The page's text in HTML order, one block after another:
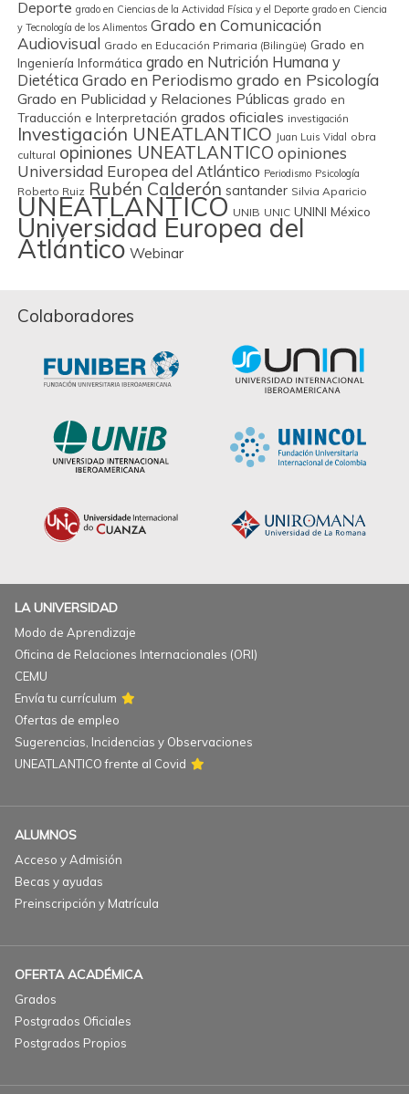
Deporte grado en Ciencias de la Actividad Física y el Deporte grado en Ciencia
y Tecnología de los Alimentos Grado en Comunicación
Audiovisual Grado en Educación Primaria (Bilingüe) Grado en
Ingeniería Informática grado en Nutrición Humana y
Dietética Grado en Periodismo grado en Psicología
Grado en Publicidad y Relaciones Públicas grado en
Traducción e Interpretación grados oficiales investigación
Investigación UNEATLANTICO Juan Luis Vidal
obra
cultural opiniones UNEATLANTICO opiniones
Universidad Europea del Atlántico Periodismo Psicología
Roberto Ruiz Rubén Calderón santander Silvia Aparicio
UNEATLANTICO UNIB UNIC UNINI México
Universidad Europea del
Atlántico Webinar
Colaboradores
LA UNIVERSIDAD
Modo de Aprendizaje
Oficina de Relaciones Internacionales (ORI)
CEMU
Envía tu currículum
Ofertas de empleo
Sugerencias, Incidencias y Observaciones
UNEATLANTICO frente al Covid
ALUMNOS
Acceso y Admisión
Becas y ayudas
Preinscripción y Matrícula
OFERTA ACADÉMICA
Grados
Postgrados Oficiales
Postgrados Propios